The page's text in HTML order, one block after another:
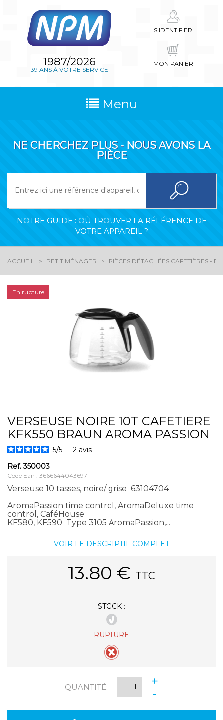
1987/2026
39 ANS À VOTRE SERVICE
S'IDENTIFIER
MON PANIER
Menu
NE CHERCHEZ PLUS - NOUS AVONS LA
PIÈCE
NOTRE GUIDE : OÙ TROUVER LA RÉFÉRENCE DE
VOTRE APPAREIL ?
ACCUEIL PETIT MÉNAGER PIÈCES DÉTACHÉES CAFETIÈRES -
En rupture
VERSEUSE NOIRE 10T CAFETIERE
KFK550 BRAUN AROMA PASSION
5/5 - 2 avis
Ref.350003
Code Ean : 3666644043697
Verseuse 10 tasses, noire/ grise 63104704
AromaPassion time control, AromaDeluxe time
control, CaféHouse
KF580, KF590 Type 3105 AromaPassion,...
VOIR LE DESCRIPTIF COMPLET
13.80 € TTC
STOCK :
RUPTURE
QUANTITÉ:
+
-